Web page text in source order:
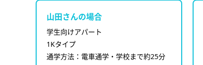
山田さんの場合
学生向けアパート
1Kタイプ
通学方法：電車通学・学校まで約25分